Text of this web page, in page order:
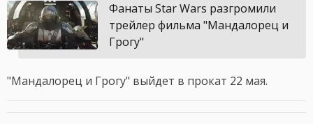
Фанаты Star Wars разгромили
трейлер фильма "Мандалорец и
Грогу"
"Мандалорец и Грогу" выйдет в прокат 22 мая.